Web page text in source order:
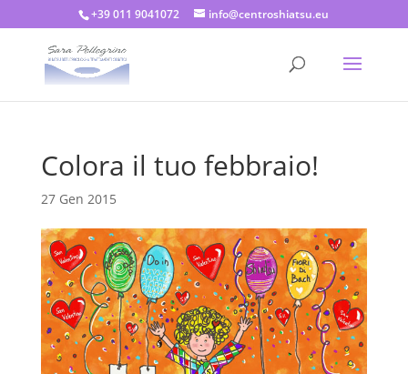
+39 011 9041072 info@centroshiatsu.eu
Colora il tuo febbraio!
27 Gen 2015